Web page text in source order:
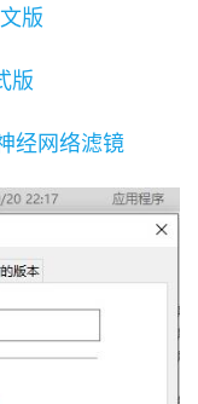
版
版
经网络滤镜